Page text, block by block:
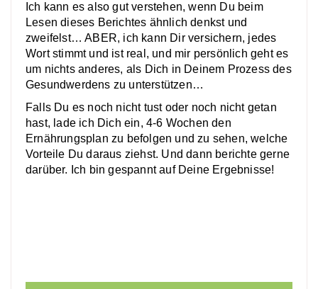
Ich kann es also gut verstehen, wenn Du beim
Lesen dieses Berichtes ähnlich denkst und
zweifelst… ABER, ich kann Dir versichern, jedes
Wort stimmt und ist real, und mir persönlich geht es
um nichts anderes, als Dich in Deinem Prozess des
Gesundwerdens zu unterstützen…
Falls Du es noch nicht tust oder noch nicht getan
hast, lade ich Dich ein, 4-6 Wochen den
Ernährungsplan zu befolgen und zu sehen, welche
Vorteile Du daraus ziehst. Und dann berichte gerne
darüber. Ich bin gespannt auf Deine Ergebnisse!